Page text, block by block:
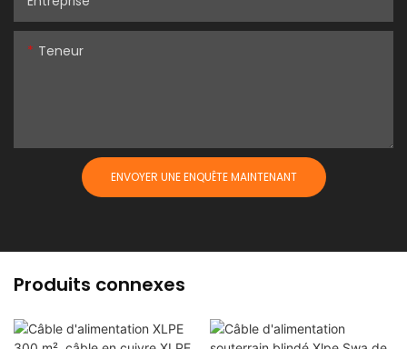
Teneur
ENVOYER UNE ENQUÊTE MAINTENANT
Produits connexes